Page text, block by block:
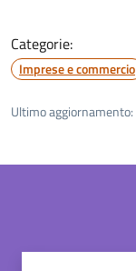
Categorie:
Imprese e commercio
Ultimo aggiornamento: